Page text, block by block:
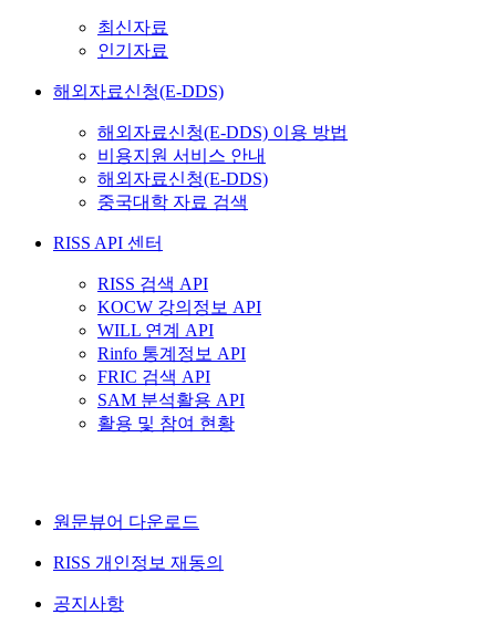
최신자료
인기자료
해외자료신청(E-DDS)
해외자료신청(E-DDS) 이용 방법
비용지원 서비스 안내
해외자료신청(E-DDS)
중국대학 자료 검색
RISS API 센터
RISS 검색 API
KOCW 강의정보 API
WILL 연계 API
Rinfo 통계정보 API
FRIC 검색 API
SAM 분석활용 API
활용 및 참여 현황
원문뷰어 다운로드
RISS 개인정보 재동의
공지사항